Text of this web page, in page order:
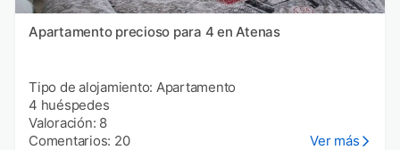
Apartamento precioso para 4 en Atenas
Tipo de alojamiento: Apartamento
4 huéspedes
Valoración: 8
Comentarios: 20
Ver más